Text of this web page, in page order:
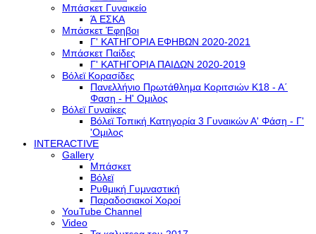
Μπάσκετ Γυναικείο
Ά ΕΣΚΑ
Μπάσκετ Έφηβοι
Γ' ΚΑΤΗΓΟΡΙΑ ΕΦΗΒΩΝ 2020-2021
Μπάσκετ Παίδες
Γ' ΚΑΤΗΓΟΡΙΑ ΠΑΙΔΩΝ 2020-2019
Βόλεϊ Κορασίδες
Πανελλήνιο Πρωτάθλημα Κοριτσιών Κ18 - Α΄
Φαση - H' Ομιλος
Βόλεϊ Γυναίκες
Βόλεϊ Τοπική Κατηγορία 3 Γυναικών Α' Φάση - Γ'
'Ομιλος
INTERACTIVE
Gallery
Μπάσκετ
Βόλεϊ
Ρυθμική Γυμναστική
Παραδοσιακοί Χοροί
YouTube Channel
Video